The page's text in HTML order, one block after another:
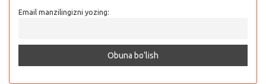
Email manzilingizni yozing: